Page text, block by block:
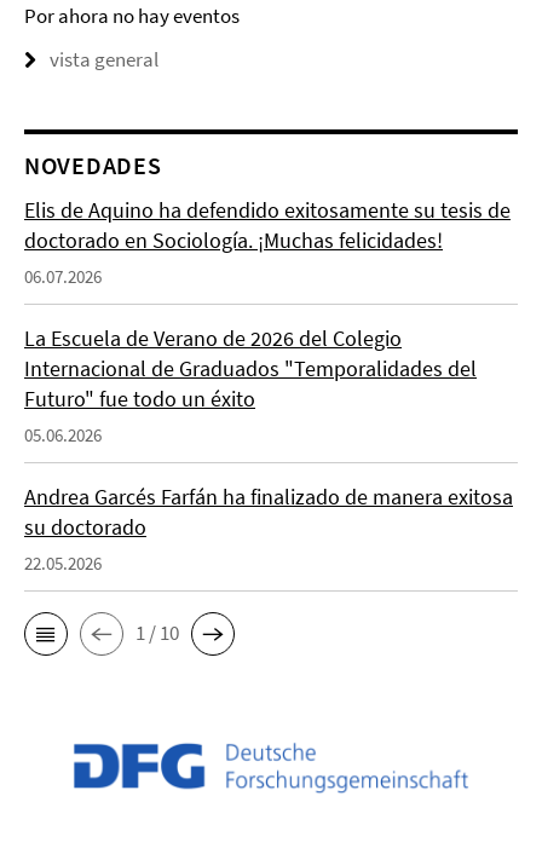
Por ahora no hay eventos
vista general
NOVEDADES
Elis de Aquino ha defendido exitosamente su tesis de
doctorado en Sociología. ¡Muchas felicidades!
06.07.2026
La Escuela de Verano de 2026 del Colegio
Internacional de Graduados "Temporalidades del
Futuro" fue todo un éxito
05.06.2026
Andrea Garcés Farfán ha finalizado de manera exitosa
su doctorado
22.05.2026
1 / 10